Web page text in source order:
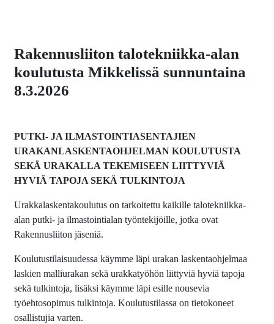
Rakennusliiton talotekniikka-alan
koulutusta Mikkelissä sunnuntaina
8.3.2026
PUTKI- JA ILMASTOINTIASENTAJIEN
URAKANLASKENTAOHJELMAN KOULUTUSTA
SEKÄ URAKALLA TEKEMISEEN LIITTYVIÄ
HYVIÄ TAPOJA SEKÄ TULKINTOJA
Urakkalaskentakoulutus on tarkoitettu kaikille talotekniikka-
alan putki- ja ilmastointialan työntekijöille, jotka ovat
Rakennusliiton jäseniä.
Koulutustilaisuudessa käymme läpi urakan laskentaohjelmaa
laskien malliurakan sekä urakkatyöhön liittyviä hyviä tapoja
sekä tulkintoja, lisäksi käymme läpi esille nousevia
työehtosopimus tulkintoja. Koulutustilassa on tietokoneet
osallistujia varten.